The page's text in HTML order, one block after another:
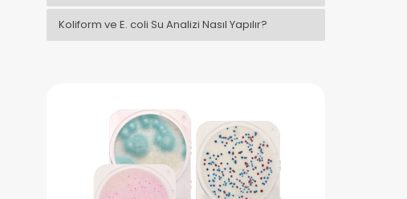
Koliform ve E. coli Su Analizi Nasıl Yapılır?